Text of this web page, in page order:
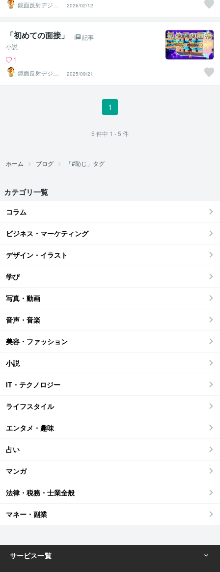
鏡面反射デジタ
ルアート製作所
（鈴木穣）
2026/02/12
「初めての面接」
記事
小説
1
鏡面反射デジタ
ルアート製作所
（鈴木穣）
2025/09/21
1
5 件中 1 - 5 件
ホーム ブログ 「#恥じ」タグ
カテゴリ一覧
コラム
ビジネス・マーケティング
デザイン・イラスト
学び
写真・動画
音声・音楽
美容・ファッション
小説
IT・テクノロジー
ライフスタイル
エンタメ・趣味
占い
マンガ
法律・税務・士業全般
マネー・副業